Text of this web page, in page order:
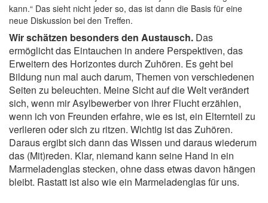
kann.“ Das sieht nicht jeder so, das ist dann die Basis für eine
neue Diskussion bei den Treffen.
Wir schätzen besonders den Austausch. Das
ermöglicht das Eintauchen in andere Perspektiven, das
Erweitern des Horizontes durch Zuhören. Es geht bei
Bildung nun mal auch darum, Themen von verschiedenen
Seiten zu beleuchten. Meine Sicht auf die Welt verändert
sich, wenn mir Asylbewerber von ihrer Flucht erzählen,
wenn ich von Freunden erfahre, wie es ist, ein Elternteil zu
verlieren oder sich zu ritzen. Wichtig ist das Zuhören.
Daraus ergibt sich dann das Wissen und daraus wiederum
das (Mit)reden. Klar, niemand kann seine Hand in ein
Marmeladenglas stecken, ohne dass etwas davon hängen
bleibt. Rastatt ist also wie ein Marmeladenglas für uns.